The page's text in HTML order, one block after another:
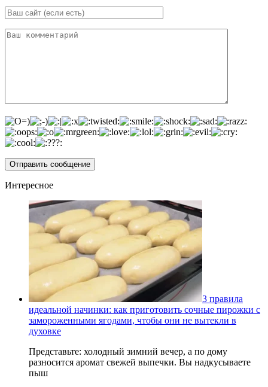
Интересное
3 правила
идеальной начинки: как приготовить сочные пирожки с
замороженными ягодами, чтобы они не вытекли в
духовке
Представьте: холодный зимний вечер, а по дому
разносится аромат свежей выпечки. Вы надкусываете
пыш